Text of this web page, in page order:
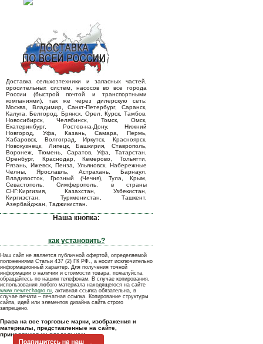
Доставка сельхозтехники и запасных частей,
оросительных систем, насосов во все города
России (быстрой почтой и транспортными
компаниями), так же через дилерскую сеть:
Москва, Владимир, Санкт-Петербург, Саранск,
Калуга, Белгород, Брянск, Орел, Курск, Тамбов,
Новосибирск, Челябинск, Томск, Омск,
Екатеринбург, Ростов-на-Дону, Нижний
Новгород, Уфа, Казань, Самара, Пермь,
Хабаровск, Волгоград, Иркутск, Красноярск,
Новокузнецк, Липецк, Башкирия, Ставрополь,
Воронеж, Тюмень, Саратов, Уфа, Татарстан,
Оренбург, Краснодар, Кемерово, Тольятти,
Рязань, Ижевск, Пенза, Ульяновск, Набережные
Челны, Ярославль, Астрахань, Барнаул,
Владивосток, Грозный (Чечня), Тула, Крым,
Севастополь, Симферополь, в страны
СНГ:Киргизия, Казахстан, Узбекистан,
Киргизстан, Туркменистан, Ташкент,
Азербайджан, Таджикистан.
Наша кнопка:
как установить?
Наш сайт не является публичной офертой, определяемой
положениями Статьи 437 (2) ГК РФ., а носит исключительно
информационный характер. Для получения точной
информации о наличии и стоимости товара, пожалуйста,
обращайтесь по нашим телефонам. В случае копирования,
использования любого материала находящегося на сайте
www.newtechagro.ru, активная ссылка обязательна, в
случае печати – печатная ссылка. Копирование структуры
сайта, идей или элементов дизайна сайта строго
запрещено.
Права на все торговые марки, изображения и
материалы, представленные на сайте,
принадлежат их владельцам.